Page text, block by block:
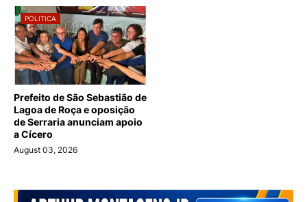
POLITICA
Prefeito de São Sebastião de
Lagoa de Roça e oposição
de Serraria anunciam apoio
a Cícero
August 03, 2026